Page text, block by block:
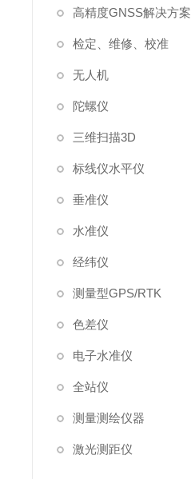
高精度GNSS解决方案
检定、维修、校准
无人机
陀螺仪
三维扫描3D
标线仪水平仪
垂准仪
水准仪
经纬仪
测量型GPS/RTK
色差仪
电子水准仪
全站仪
测量测绘仪器
激光测距仪